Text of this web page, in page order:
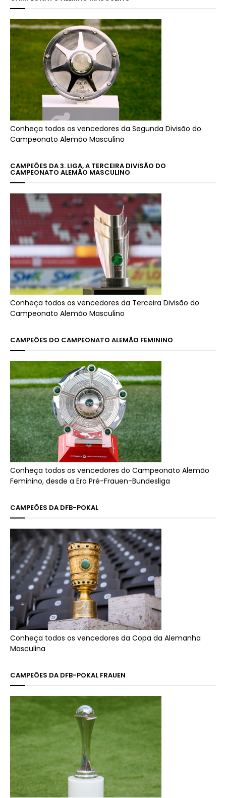
Conheça todos os vencedores da Segunda Divisão do
Campeonato Alemão Masculino
CAMPEÕES DA 3. LIGA, A TERCEIRA DIVISÃO DO
CAMPEONATO ALEMÃO MASCULINO
Conheça todos os vencedores da Terceira Divisão do
Campeonato Alemão Masculino
CAMPEÕES DO CAMPEONATO ALEMÃO FEMININO
Conheça todos os vencedores do Campeonato Alemão
Feminino, desde a Era Pré-Frauen-Bundesliga
CAMPEÕES DA DFB-POKAL
Conheça todos os vencedores da Copa da Alemanha
Masculina
CAMPEÕES DA DFB-POKAL FRAUEN